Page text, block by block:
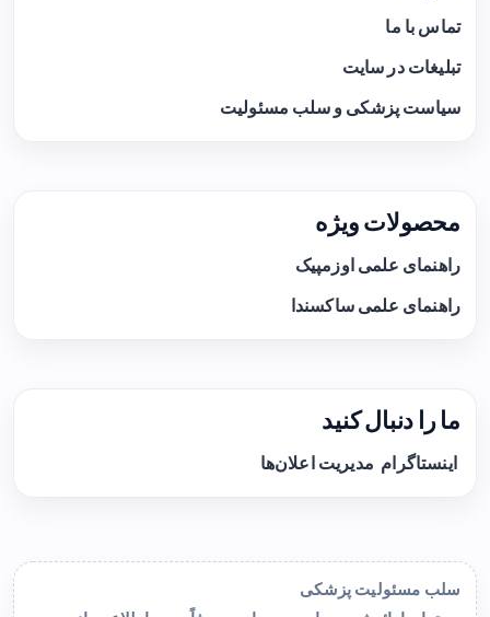
تماس با ما
تبلیغات در سایت
سیاست پزشکی و سلب مسئولیت
محصولات ویژه
راهنمای علمی اوزمپیک
راهنمای علمی ساکسندا
ما را دنبال کنید
اینستاگرام مدیریت اعلان‌ها
سلب مسئولیت پزشکی